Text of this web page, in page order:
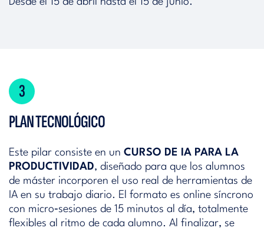
3
PLAN TECNOLÓGICO
Este pilar consiste en un CURSO DE IA PARA LA
PRODUCTIVIDAD, diseñado para que los alumnos
de máster incorporen el uso real de herramientas de
IA en su trabajo diario. El formato es online síncrono
con micro‑sesiones de 15 minutos al día, totalmente
flexibles al ritmo de cada alumno. Al finalizar, se